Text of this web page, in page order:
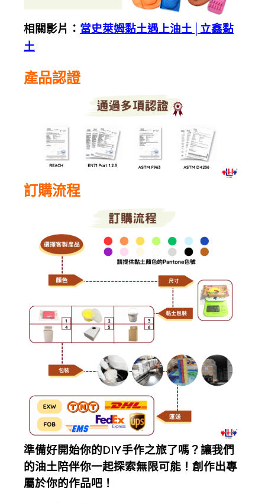
相關影片： 當史萊姆黏土遇上油土│立鑫黏
土
產品認證
訂購流程
準備好開始你的DIY手作之旅了嗎？讓我們
的油土陪伴你一起探索無限可能！創作出專
屬於你的作品吧！